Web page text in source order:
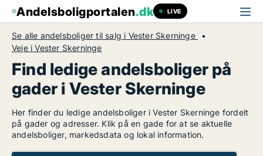
Andelsboligportalen.dk LIVE
Se alle andelsboliger til salg i Vester Skerninge
Veje i Vester Skerninge
Find ledige andelsboliger på
gader i Vester Skerninge
Her finder du ledige andelsboliger i Vester Skerninge fordelt
på gader og adresser. Klik på en gade for at se aktuelle
andelsboliger, markedsdata og lokal information.